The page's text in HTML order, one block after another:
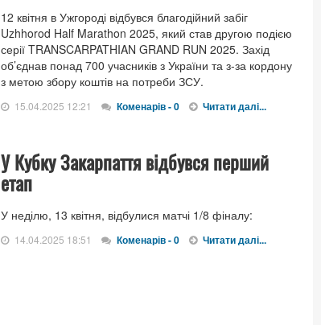
12 квітня в Ужгороді відбувся благодійний забіг
Uzhhorod Half Marathon 2025, який став другою подією
серії TRANSCARPATHIAN GRAND RUN 2025. Захід
об’єднав понад 700 учасників з України та з-за кордону
з метою збору коштів на потреби ЗСУ.
15.04.2025 12:21 Коменарів - 0 Читати далі...
У Кубку Закарпаття відбувся перший
етап
У неділю, 13 квітня, відбулися матчі 1/8 фіналу:
14.04.2025 18:51 Коменарів - 0 Читати далі...